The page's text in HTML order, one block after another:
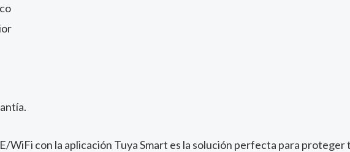
WiFi con la aplicación Tuya Smart es la solución perfecta para